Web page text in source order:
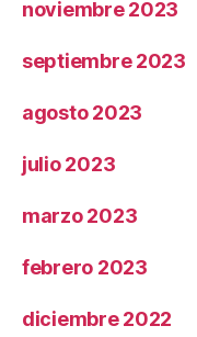
noviembre 2023
septiembre 2023
agosto 2023
julio 2023
marzo 2023
febrero 2023
diciembre 2022